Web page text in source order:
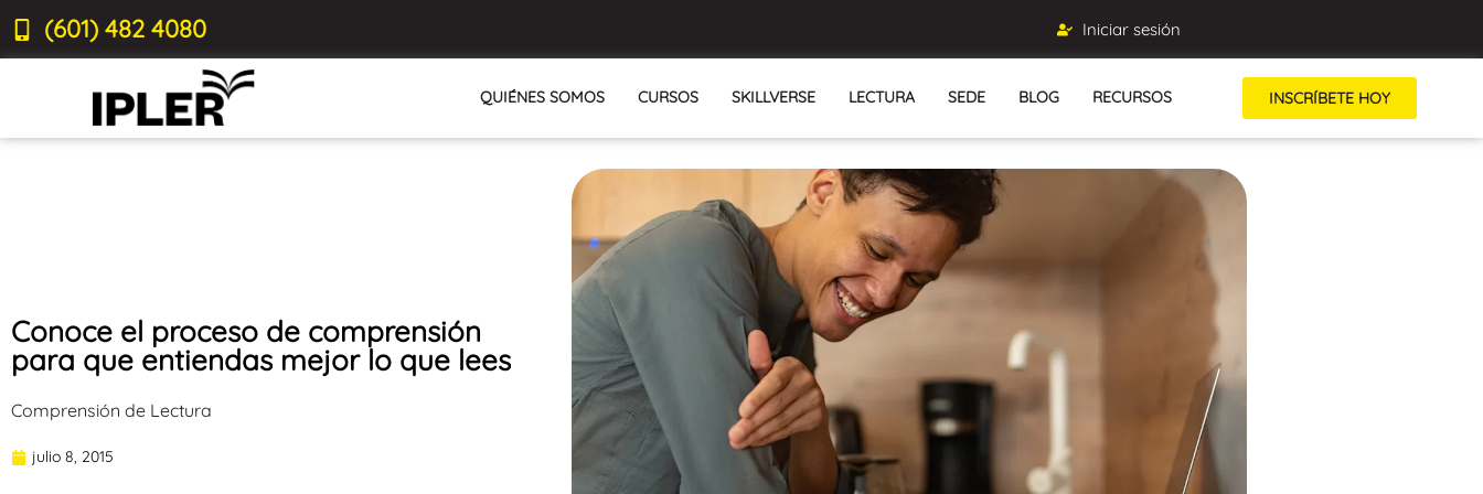
(601) 482 4080 Iniciar sesión
QUIÉNES SOMOS CURSOS SKILLVERSE LECTURA SEDE BLOG RECURSOS INSCRÍBETE HOY
Conoce el proceso de comprensión
para que entiendas mejor lo que lees
Comprensión de Lectura
julio 8, 2015